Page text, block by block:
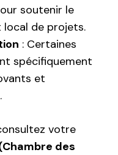
soutenir le
de projets.
: Certaines
spécifiquement
et
votre
des